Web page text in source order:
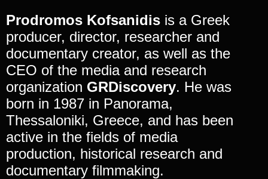
Prodromos Kofsanidis is a Greek
producer, director, researcher and
documentary creator, as well as the
CEO of the media and research
organization GRDiscovery. He was
born in 1987 in Panorama,
Thessaloniki, Greece, and has been
active in the fields of media
production, historical research and
documentary filmmaking.